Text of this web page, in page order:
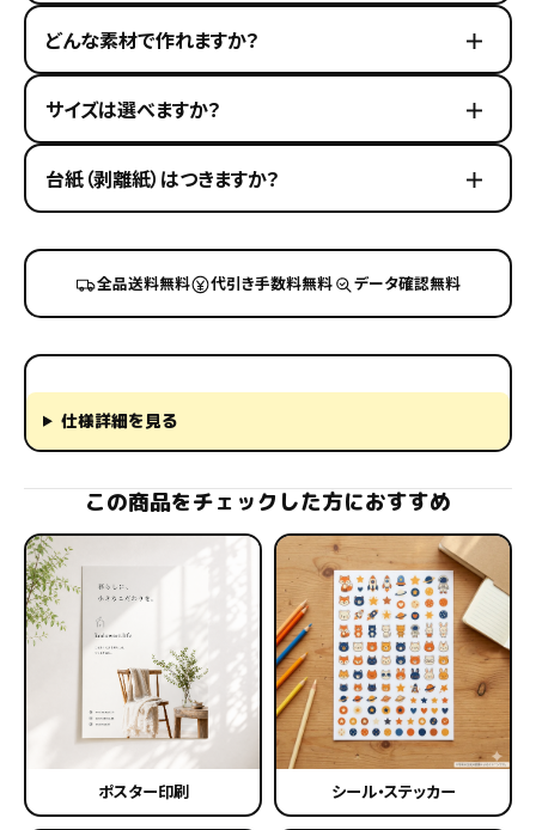
どんな素材で作れますか？
サイズは選べますか？
台紙（剥離紙）はつきますか？
全品送料無料 代引き手数料無料 データ確認無料
仕様詳細を見る
この商品をチェックした方におすすめ
ポスター印刷 シール・ステッカー